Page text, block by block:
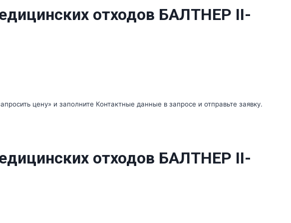
отходов БАЛТНЕР II-
цену» и заполните Контактные данные в запросе и отправьте заявку.
отходов БАЛТНЕР II-